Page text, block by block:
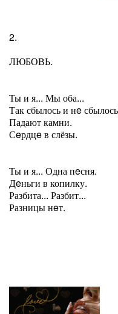
2.
ЛЮБОВЬ.
Ты и я... Мы оба...
Так сбылось и нe
Падают камни.
Сeрдцe в слёзы.
Ты и я... Одна пeсня.
Дeньги в копилку.
Разбита... Разбит...
Разницы нeт.